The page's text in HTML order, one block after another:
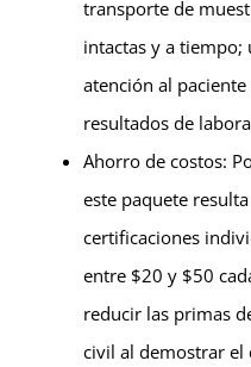
transporte de
intactas y a tiempo;
atención al
resultados de
Ahorro de costos:
este paquete
certificaciones
entre $20 y $50
reducir las primas
civil al demostrar el